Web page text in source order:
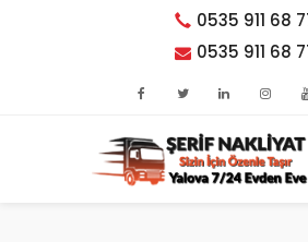
0535 911 68
0535 911 68